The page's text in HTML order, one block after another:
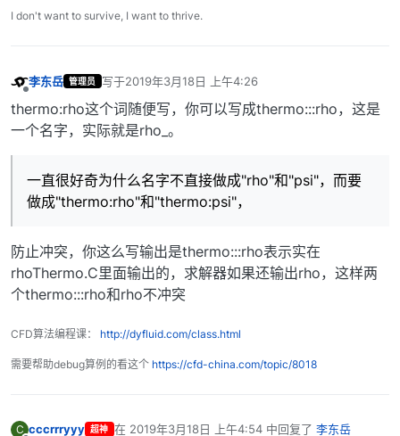
I don't want to survive, I want to thrive.
李东岳 管理员 写于2019年3月18日 上午4:26
最后由 编辑
thermo:rho这个词随便写，你可以写成thermo:::rho，这是
一个名字，实际就是rho_。
一直很好奇为什么名字不直接做成"rho"和"psi"，而要
做成"thermo:rho"和"thermo:psi"，
防止冲突，你这么写输出是thermo:::rho表示实在
rhoThermo.C里面输出的，求解器如果还输出rho，这样两
个thermo:::rho和rho不冲突
CFD算法编程课： http://dyfluid.com/class.html
需要帮助debug算例的看这个 https://cfd-china.com/topic/8018
C cccrrryyy 超神 在 2019年3月18日 上午4:54中回复了 李东岳